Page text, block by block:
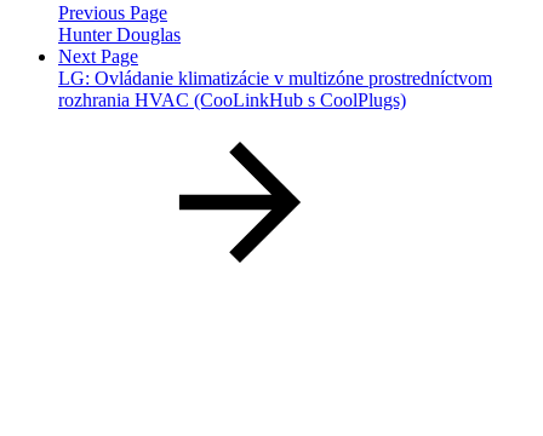
Previous Page
Hunter Douglas
Next Page
LG: Ovládanie klimatizácie v multizóne prostredníctvom
rozhrania HVAC (CooLinkHub s CoolPlugs)